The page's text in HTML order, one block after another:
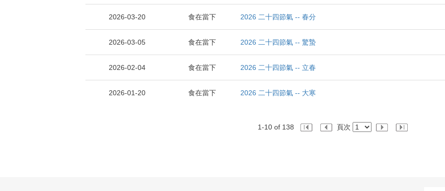
2026-03-20 食在當下 2026 二十四節氣 -- 春分
2026-03-05 食在當下 2026 二十四節氣 -- 驚蟄
2026-02-04 食在當下 2026 二十四節氣 -- 立春
2026-01-20 食在當下 2026 二十四節氣 -- 大寒
1-10 of 138 頁次